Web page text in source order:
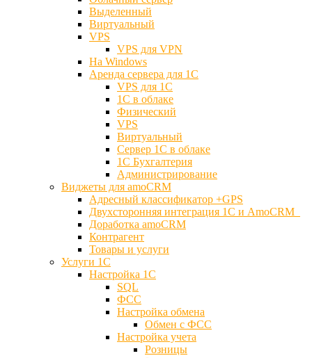
Выделенный
Виртуальный
VPS
VPS для VPN
На Windows
Аренда сервера для 1С
VPS для 1С
1С в облаке
Физический
VPS
Виртуальный
Сервер 1С в облаке
1С Бухгалтерия
Администрирование
Виджеты для amoCRM
Адресный классификатор +GPS
Двухсторонняя интеграция 1С и AmoCRM
Доработка amoCRM
Контрагент
Товары и услуги
Услуги 1С
Настройка 1С
SQL
ФСС
Настройка обмена
Обмен с ФСС
Настройка учета
Розницы